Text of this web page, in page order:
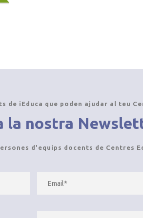
de iEduca que poden ajudar al teu
la nostra
d'equips docents de Centres